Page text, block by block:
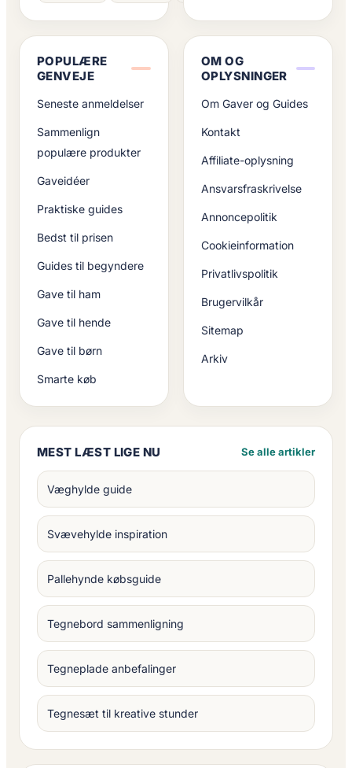
POPULÆRE
GENVEJE
Seneste anmeldelser
Sammenlign
populære produkter
Gaveidéer
Praktiske guides
Bedst til prisen
Guides til begyndere
Gave til ham
Gave til hende
Gave til børn
Smarte køb
OM OG
OPLYSNINGER
Om Gaver og Guides
Kontakt
Affiliate-oplysning
Ansvarsfraskrivelse
Annoncepolitik
Cookieinformation
Privatlivspolitik
Brugervilkår
Sitemap
Arkiv
MEST LÆST LIGE NU Se alle artikler
Væghylde guide
Svævehylde inspiration
Pallehynde købsguide
Tegnebord sammenligning
Tegneplade anbefalinger
Tegnesæt til kreative stunder